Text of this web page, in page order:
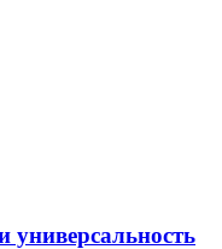
универсальность